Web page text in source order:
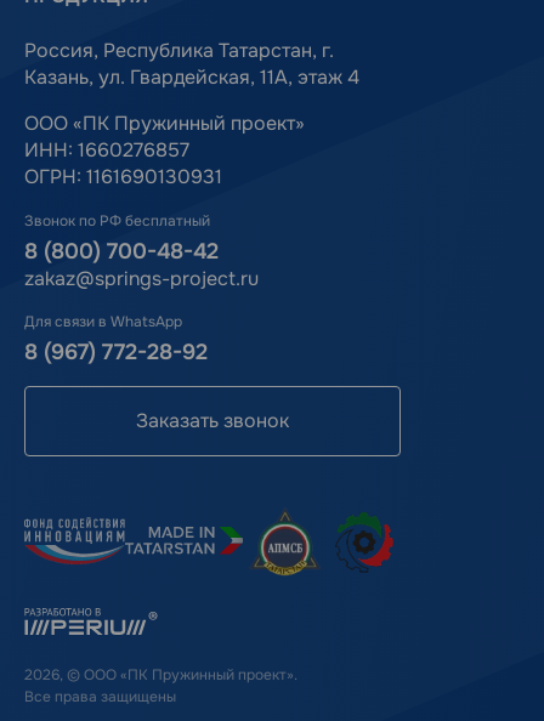
Россия, Республика Татарстан, г.
Казань, ул. Гвардейская, 11А, этаж 4
ООО «ПК Пружинный проект»
ИНН: 1660276857
ОГРН: 1161690130931
Звонок по РФ бесплатный
8 (800) 700-48-42
zakaz@springs-project.ru
Для связи в WhatsApp
8 (967) 772-28-92
Заказать звонок
2026, © ООО «ПК Пружинный проект».
Все права защищены